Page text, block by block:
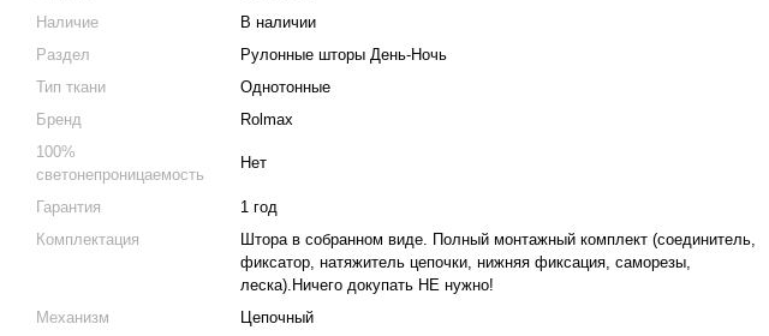
Наличие
В наличии
Раздел
Рулонные шторы День-Ночь
Тип ткани
Однотонные
Бренд
Rolmax
100%
светонепроницаемость
Нет
Гарантия
1 год
Комплектация
Штора в собранном виде. Полный монтажный комплект (соединитель,
фиксатор, натяжитель цепочки, нижняя фиксация, саморезы,
леска).Ничего докупать НЕ нужно!
Механизм
Цепочный